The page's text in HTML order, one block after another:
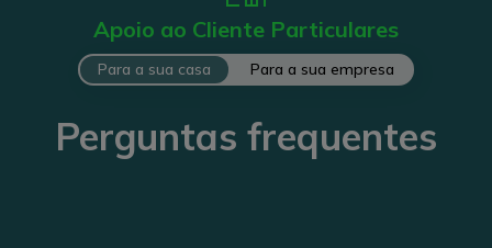
Apoio ao Cliente Particulares
Para a sua casa Para a sua empresa
Perguntas frequentes